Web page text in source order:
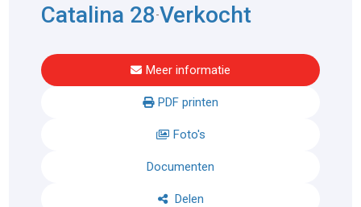
Catalina 28-Verkocht
Meer informatie
PDF printen
Foto's
Documenten
Delen